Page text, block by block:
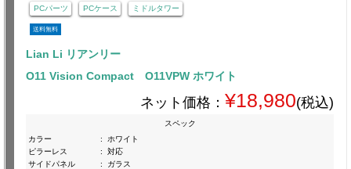
PCパーツ PCケース ミドルタワー
送料無料
Lian Li リアンリー
O11 Vision Compact O11VPW ホワイト
ネット価格： ¥18,980(税込)
スペック
カラー
:
ホワイト
ピラーレス
:
対応
サイドパネル
:
ガラス